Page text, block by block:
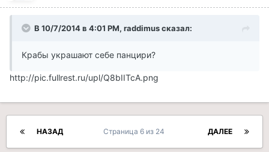
В 10/7/2014 в 4:01 PM, raddimus сказал:
Крабы украшают себе панцири?
http://pic.fullrest.ru/upl/Q8bIITcA.png
НАЗАД ДАЛЕЕ
Страница 6 из 24